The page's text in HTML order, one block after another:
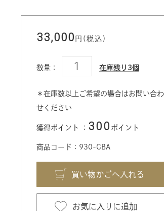
33,000 円(税込)
数量： 在庫残り3個
＊在庫数以上ご希望の場合はお問い合わ
せください
獲得ポイント ： 300 ポイント
商品コード：930-CBA
お気に入りに追加